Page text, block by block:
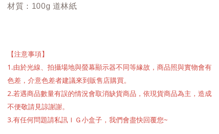
材質：100g 道林紙
【注意事項】
1.由於光線、拍攝場地與螢幕顯示器不同等緣故，商品照與實物會有
色差，介意色差者建議來到販售店購買。
2.若遇商品數量有誤的情況會取消缺貨商品，依現貨商品為主，造成
不便敬請見諒謝謝。
3.有任何問題請私訊ＩＧ小盒子，我們會盡快回覆您~